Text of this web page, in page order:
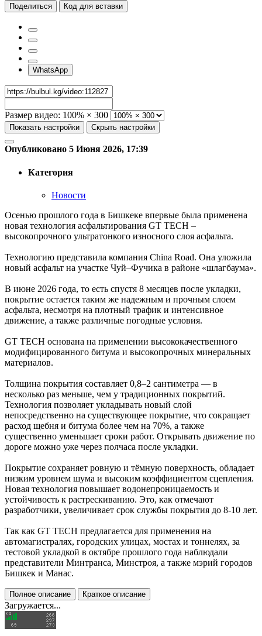
Поделиться Код для вставки
WhatsApp
Размер видео: 100% × 300
Показать настройки Скрыть настройки
Опубликовано 5 Июня 2026, 17:39
Категория
Новости
Осенью прошлого года в Бишкеке впервые была применена
новая технология асфальтирования GT TECH –
высокопрочного ультратонкого износного слоя асфальта.
Технологию представила компания China Road. Она уложила
новый асфальт на участке Чуй–Фучика в районе «шлагбаума».
В июне 2026 года, то есть спустя 8 месяцев после укладки,
покрытие остается таким же надежным и прочным слоем
асфальта, несмотря на плотный трафик и интенсивное
движение, а также различные погодные условия.
GT TECH основана на применении высококачественного
модифицированного битума и высокопрочных минеральных
материалов.
Толщина покрытия составляет 0,8–2 сантиметра — в
несколько раз меньше, чем у традиционных покрытий.
Технология позволяет укладывать новый слой
непосредственно на существующее покрытие, что сокращает
расход щебня и битума более чем на 70%, а также
существенно уменьшает сроки работ. Открывать движение по
дороге можно уже через полчаса после укладки.
Покрытие сохраняет ровную и тёмную поверхность, обладает
низким уровнем шума и высоким коэффициентом сцепления.
Новая технология повышает водонепроницаемость и
устойчивость к растрескиванию. Это, как отмечают
разработчики, увеличивает срок службы покрытия до 8-10 лет.
Так как GT TECH предлагается для применения на
автомагистралях, городских улицах, мостах и тоннелях, за
тестовой укладкой в октябре прошлого года наблюдали
представители Минтранса, Минстроя, а также мэрий городов
Бишкек и Манас.
Полное описание Краткое описание
Загружается...